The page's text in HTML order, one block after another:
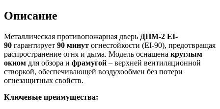
Описание
Металлическая противопожарная дверь ДПМ-2 EI-
90 гарантирует 90 минут огнестойкости (EI-90), предотвращая
распространение огня и дыма. Модель оснащена круглым
окном для обзора и фрамугой – верхней вентиляционной
створкой, обеспечивающей воздухообмен без потери
огнезащитных свойств.
Ключевые преимущества: